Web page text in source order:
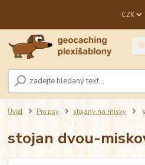
CZK
Úvod Pro psy stojany na misky
stojan dvou-